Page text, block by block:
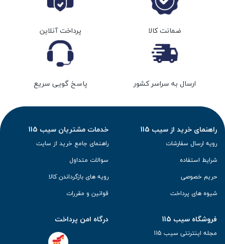
ضمانت کالا پرداخت آنلاین
ارسال به سراسر کشور پاسخ گویی سریع
راهنمای خرید از سیب 115
رویه ارسال سفارشات
شرایط استفاده
حریم خصوصی
شیوه های پرداخت
خدمات مشتریان سیب 115
راهنمای جامع خرید از سایت
سوالات متداول
رویه های بازگرداندن کالا
قوانین و مقررات
فروشگاه سیب 115
مجله اینترنتی سیب 115
درگاه امن پرداخت